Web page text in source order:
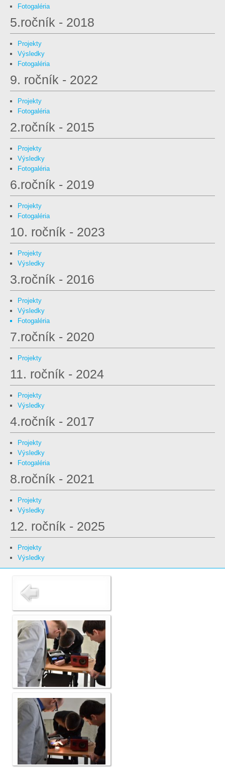
Fotogaléria
5.ročník - 2018
Projekty
Výsledky
Fotogaléria
9. ročník - 2022
Projekty
Fotogaléria
2.ročník - 2015
Projekty
Výsledky
Fotogaléria
6.ročník - 2019
Projekty
Fotogaléria
10. ročník - 2023
Projekty
Výsledky
3.ročník - 2016
Projekty
Výsledky
Fotogaléria
7.ročník - 2020
Projekty
11. ročník - 2024
Projekty
Výsledky
4.ročník - 2017
Projekty
Výsledky
Fotogaléria
8.ročník - 2021
Projekty
Výsledky
12. ročník - 2025
Projekty
Výsledky